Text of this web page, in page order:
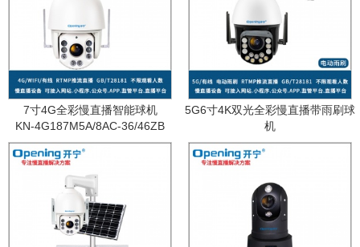
7寸4G全彩慢直播智能球机
KN-4G187M5A/8AC-36/46ZB
5G6寸4K双光全彩慢直播带雨刷球
机